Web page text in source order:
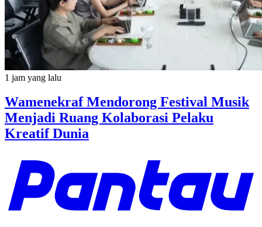
1 jam yang lalu
Wamenekraf Mendorong Festival Musik
Menjadi Ruang Kolaborasi Pelaku
Kreatif Dunia